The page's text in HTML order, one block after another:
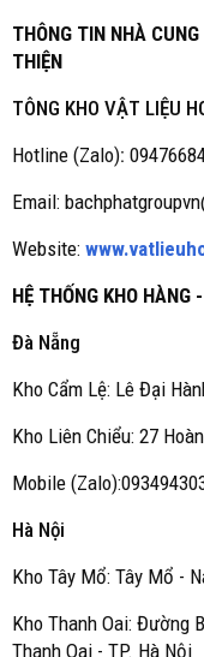
THÔNG TIN NHÀ
THIỆN
TÔNG KHO VẬT LIỆU
Hotline (Zalo):
Email:
Website:
HỆ THỐNG KHO HÀNG
Đà Nẵng
Kho Cẩm Lệ: Lê Đại
Kho Liên Chiểu: 27
Mobile
Hà Nội
Kho Tây Mổ: Tây Mổ -
Kho Thanh Oai: Đường
Thanh Oai - TP. Hà Nội